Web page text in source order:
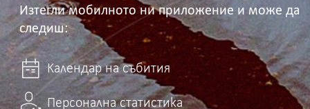
Изтегли мобилното ни приложение и може да
следиш:
Календар на събития
Персонална статистика